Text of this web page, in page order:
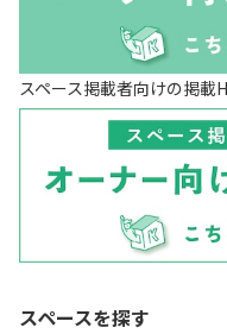
スペース掲載者向けの掲載
スペースを探す